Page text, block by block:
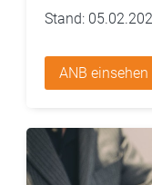
Stand:
ANB einsehen